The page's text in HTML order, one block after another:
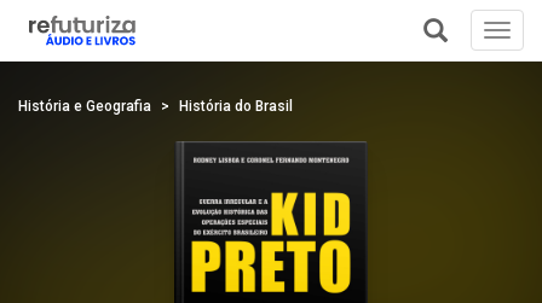
História e Geografia História do Brasil